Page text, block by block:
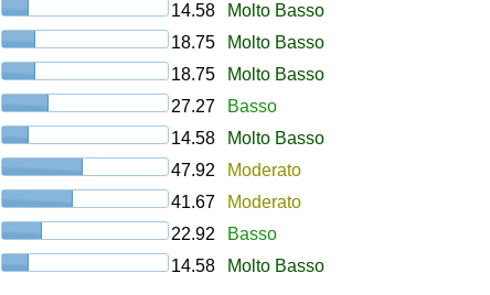
14.58
Molto Basso
18.75
Molto Basso
18.75
Molto Basso
27.27
Basso
14.58
Molto Basso
47.92
Moderato
41.67
Moderato
22.92
Basso
14.58 Molto Basso